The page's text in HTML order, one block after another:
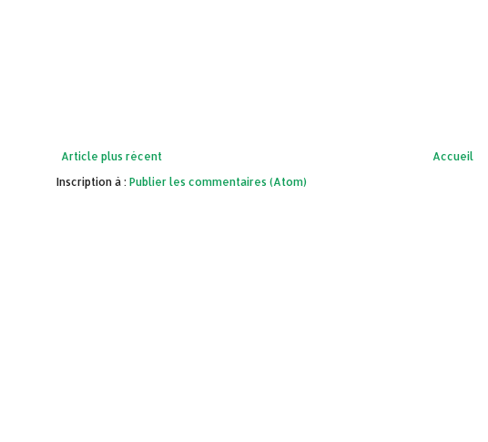
Article plus récent
Accueil
Inscription à : Publier les commentaires (Atom)